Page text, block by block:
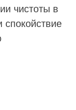
чистоты в